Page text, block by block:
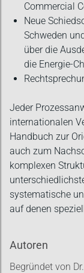
Commercial
Neue
Schweden
über die
die Energie-
Jeder
internationalen
Handbuch zur
auch zum
komplexen
systematische
auf denen
Autoren
Begründet von